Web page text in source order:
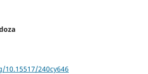
240cy646